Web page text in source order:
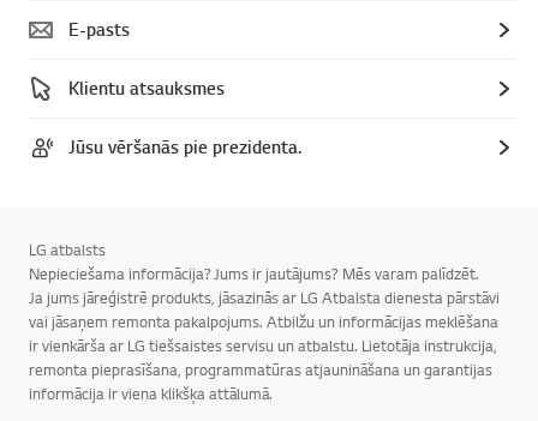
E-pasts
Klientu atsauksmes
Jūsu vēršanās pie prezidenta.
LG atbalsts
Nepieciešama informācija? Jums ir jautājums? Mēs varam palīdzēt.
Ja jums jāreģistrē produkts, jāsazinās ar LG Atbalsta dienesta pārstāvi
vai jāsaņem remonta pakalpojums. Atbilžu un informācijas meklēšana
ir vienkārša ar LG tiešsaistes servisu un atbalstu. Lietotāja instrukcija,
remonta pieprasīšana, programmatūras atjaunināšana un garantijas
informācija ir viena klikšķa attālumā.